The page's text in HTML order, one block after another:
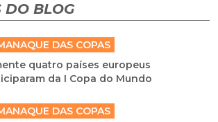
DO BLOG
DAS COPAS
quatro países europeus
da I Copa do Mundo
DAS COPAS